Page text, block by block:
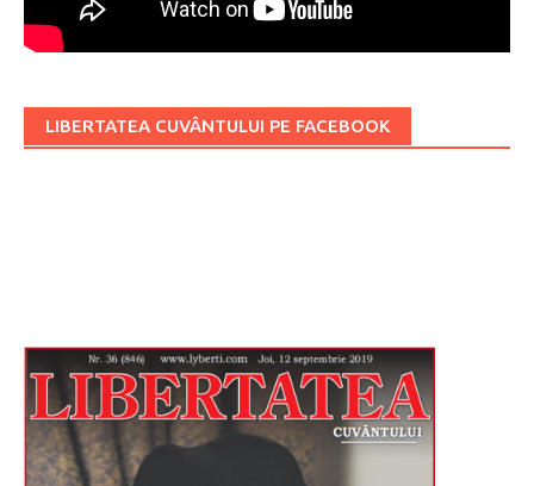
LIBERTATEA CUVÂNTULUI PE FACEBOOK